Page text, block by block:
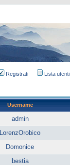
Registrati Lista utenti
Username
admin
LorenzOrobico
Domonice
bestia